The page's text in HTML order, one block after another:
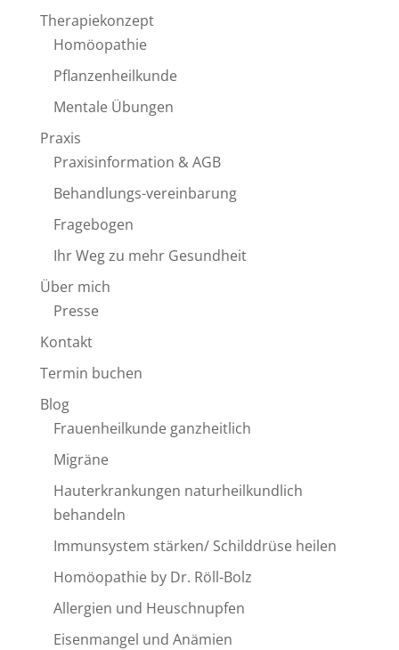
Therapiekonzept
Homöopathie
Pflanzenheilkunde
Mentale Übungen
Praxis
Praxisinformation & AGB
Behandlungs-vereinbarung
Fragebogen
Ihr Weg zu mehr Gesundheit
Über mich
Presse
Kontakt
Termin buchen
Blog
Frauenheilkunde ganzheitlich
Migräne
Hauterkrankungen naturheilkundlich
behandeln
Immunsystem stärken/ Schilddrüse heilen
Homöopathie by Dr. Röll-Bolz
Allergien und Heuschnupfen
Eisenmangel und Anämien